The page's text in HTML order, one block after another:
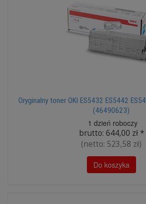
Oryginalny toner OKI ES5432 ES5442
(46490623)
1 dzień roboczy
brutto: 644,00 zł*
(netto: 523,58 zł)
Do koszyka